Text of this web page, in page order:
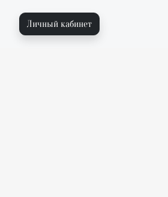
Личный кабинет